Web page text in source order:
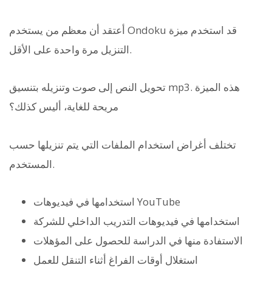
أعتقد أن معظم من يستخدم Ondoku قد استخدم ميزة
التنزيل مرة واحدة على الأقل.
تحويل النص إلى صوت وتنزيله بتنسيق mp3. هذه الميزة
مريحة للغاية، أليس كذلك؟
تختلف أغراض استخدام الملفات التي يتم تنزيلها حسب
المستخدم.
استخدامها في فيديوهات YouTube
استخدامها في فيديوهات التدريب الداخلي للشركة
الاستفادة منها في الدراسة للحصول على المؤهلات
استغلال أوقات الفراغ أثناء التنقل للعمل